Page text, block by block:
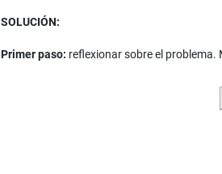
SOLUCIÓN:
Primer paso: reflexionar sobre el